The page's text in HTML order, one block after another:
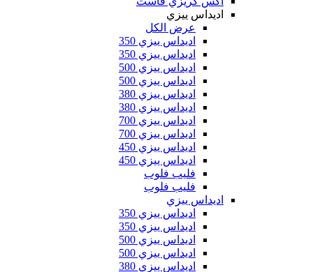
اديداس ييزي
عرض الكل
اديداس ييزي 350
اديداس ييزي 350
اديداس ييزي 500
اديداس ييزي 500
اديداس ييزي 380
اديداس ييزي 380
اديداس ييزي 700
اديداس ييزي 700
اديداس ييزي 450
اديداس ييزي 450
فليب فلوب
فليب فلوب
اديداس ييزي
اديداس ييزي 350
اديداس ييزي 350
اديداس ييزي 500
اديداس ييزي 500
اديداس ييزي 380